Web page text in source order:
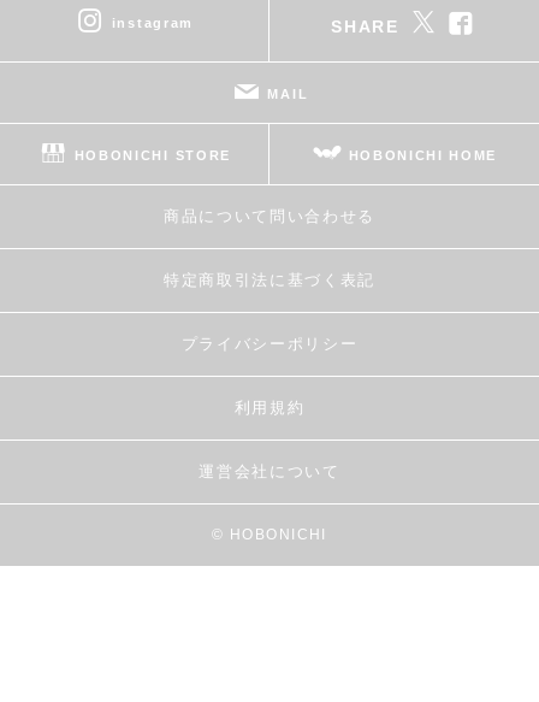
instagram SHARE
MAIL
HOBONICHI STORE HOBONICHI HOME
商品について問い合わせる
特定商取引法に基づく表記
プライバシーポリシー
利用規約
運営会社について
© HOBONICHI